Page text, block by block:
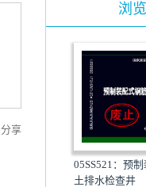
分享
浏
05SS521：预
土排水检查井